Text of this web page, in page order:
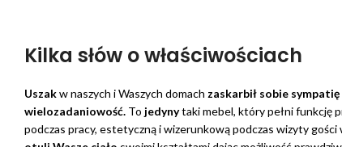
Kilka słów o właściwościach
Uszakw naszych i Waszych domach zaskarbił sobie sympatię
wielozadaniowość. To jedynytaki mebel, który pełni funkcję
podczas pracy, estetyczną i wizerunkową podczas wizyty gości